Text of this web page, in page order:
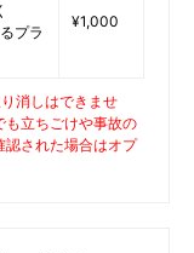
プラ
¥1,000
消しはできませ
も立ちごけや事故の
認された場合はオプ